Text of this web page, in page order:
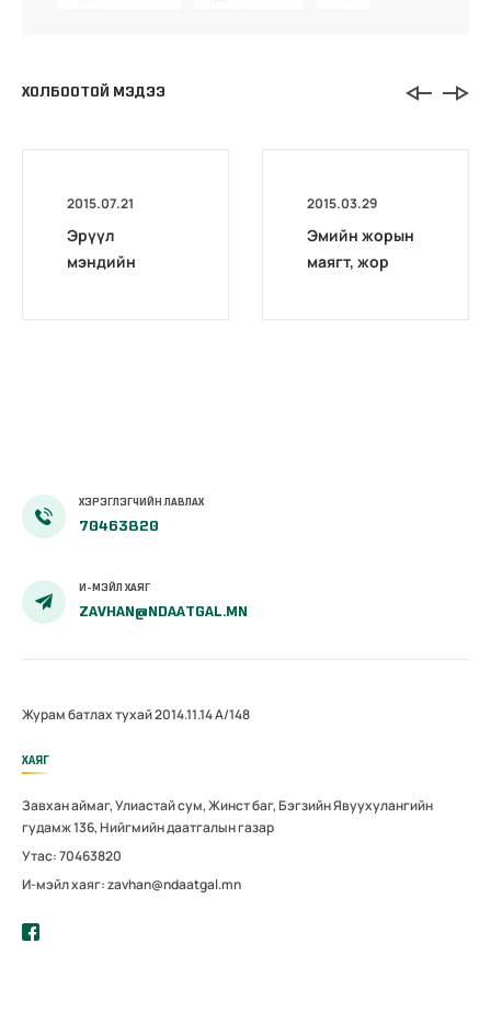
ХОЛБООТОЙ МЭДЭЭ
2015.07.21
Эрүүл
мэндийн
журам
2015.03.29
Эмийн жорын
маягт, жор
ХЭРЭГЛЭГЧИЙН ЛАВЛАХ
70463820
И-МЭЙЛ ХАЯГ
ZAVHAN@NDAATGAL.MN
Журам батлах тухай 2014.11.14 А/148
ХАЯГ
Завхан аймаг, Улиастай сум, Жинст баг, Бэгзийн Явуухулангийн
гудамж 136, Нийгмийн даатгалын газар
Утас: 70463820
И-мэйл хаяг: zavhan@ndaatgal.mn